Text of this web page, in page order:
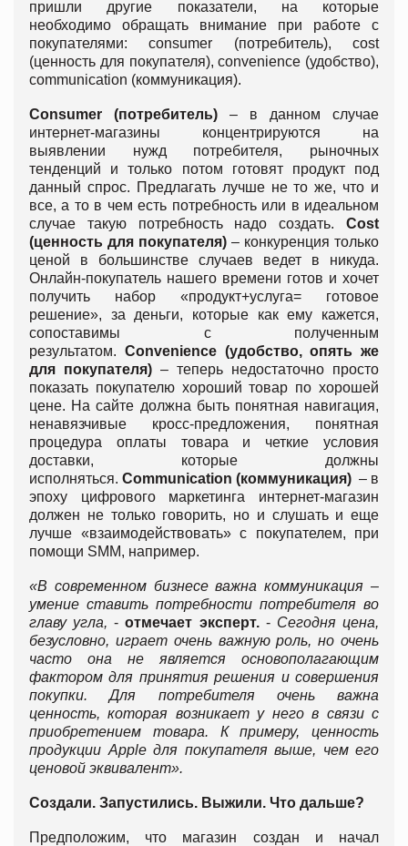
пришли другие показатели, на которые
необходимо обращать внимание при работе с
покупателями: consumer (потребитель), cost
(ценность для покупателя), convenience (удобство),
communication (коммуникация).
Consumer (потребитель) – в данном случае
интернет-магазины концентрируются на
выявлении нужд потребителя, рыночных
тенденций и только потом готовят продукт под
данный спрос. Предлагать лучше не то же, что и
все, а то в чем есть потребность или в идеальном
случае такую потребность надо создать. Cost
(ценность для покупателя) – конкуренция только
ценой в большинстве случаев ведет в никуда.
Онлайн-покупатель нашего времени готов и хочет
получить набор «продукт+услуга= готовое
решение», за деньги, которые как ему кажется,
сопоставимы с полученным
результатом. Convenience (удобство, опять же
для покупателя) – теперь недостаточно просто
показать покупателю хороший товар по хорошей
цене. На сайте должна быть понятная навигация,
ненавязчивые кросс-предложения, понятная
процедура оплаты товара и четкие условия
доставки, которые должны
исполняться. Communication (коммуникация) – в
эпоху цифрового маркетинга интернет-магазин
должен не только говорить, но и слушать и еще
лучше «взаимодействовать» с покупателем, при
помощи SMM, например.
«В современном бизнесе важна коммуникация –
умение ставить потребности потребителя во
главу угла, -отмечает эксперт.- Сегодня цена,
безусловно, играет очень важную роль, но очень
часто она не является основополагающим
фактором для принятия решения и совершения
покупки. Для потребителя очень важна
ценность, которая возникает у него в связи с
приобретением товара. К примеру, ценность
продукции Apple для покупателя выше, чем его
ценовой эквивалент».
Создали. Запустились. Выжили. Что дальше?
Предположим, что магазин создан и начал